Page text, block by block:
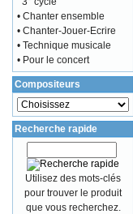
• Chanter ensemble
• Chanter-Jouer-Ecrire
• Technique musicale
• Pour le concert
Compositeurs
Recherche rapide
Utilisez des mots-clés
pour trouver le produit
que vous recherchez.